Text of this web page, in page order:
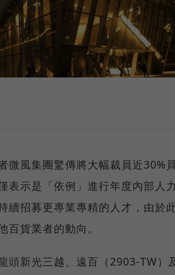
微風集團驚傳將大幅裁員近30%
表示是「依例」進行年度內部人
續招募更專業專精的人才，由於
百貨業者的動向。
頭新光三越、遠百（2903-TW）